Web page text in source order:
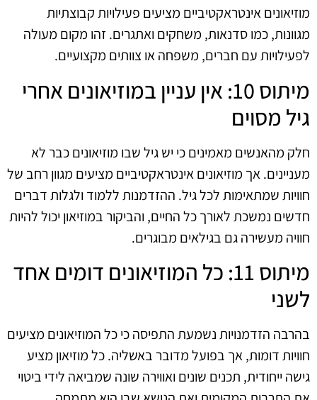
מוזיאונים אינטראקטיביים מציעים פעילויות קבוצתיות
מגוונות, כמו סדנאות, משחקים ואתגרים. זהו מקום מעולה
לפעילויות עם חברים, משפחה או צוותים מקצועיים.
מיתוס 10: אין עניין במוזיאונים אחרי
גיל מסוים
חלק מהאנשים מאמינים כי יש גיל שבו מוזיאונים כבר לא
מעניינים. אך מוזיאונים אינטראקטיביים מציעים מגוון רחב של
חוויות שמתאימות לכל גיל. ההזדמנות ללמוד ולגלות דברים
חדשים נמשכת לאורך כל החיים, והביקור במוזיאון יכול להיות
חוויה מעשירה גם בגילאים מבוגרים.
מיתוס 11: כל המוזיאונים דומים אחד
לשני
בהרבה הזדמנויות נשמעת התפיסה כי כל המוזיאונים מציעים
חוויות דומות, אך בפועל מדובר באשליה. כל מוזיאון מציע
גישה ייחודית, תכנים שונים ואווירה שונה שמביאה לידי ביטוי